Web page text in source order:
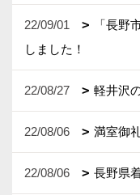
22/09/01
「長野
しました！
22/08/27 軽井沢
22/08/06 満室御
22/08/06 長野県